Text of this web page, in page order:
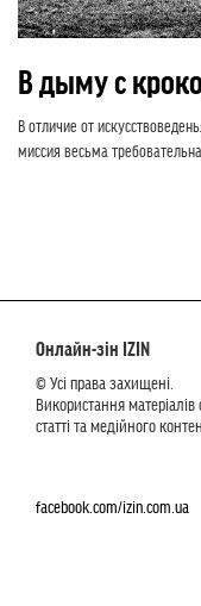
В дыму с
В отличие от
миссия весьма
Онлайн-зін IZIN
© Усі права захищені.
Використання
статті та медійного
facebook.com/izin.com.ua